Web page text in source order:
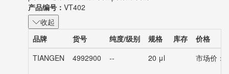
产品编号： VT402
收起
品牌
货号 纯度/级别 规格 库存
价格
TIANGEN
4992900 -- 20 μl 市场价：